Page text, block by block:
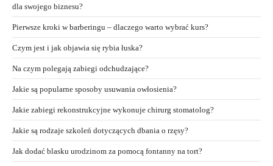
dla swojego biznesu?
Pierwsze kroki w barberingu – dlaczego warto wybrać kurs?
Czym jest i jak objawia się rybia łuska?
Na czym polegają zabiegi odchudzające?
Jakie są popularne sposoby usuwania owłosienia?
Jakie zabiegi rekonstrukcyjne wykonuje chirurg stomatolog?
Jakie są rodzaje szkoleń dotyczących dbania o rzęsy?
Jak dodać blasku urodzinom za pomocą fontanny na tort?